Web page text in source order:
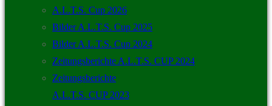
A.L.T.S. Cup 2026
Bilder A.L.T.S. Cup 2025
Bilder A.L.T.S. Cup 2024
Zeitungsberichte A.L.T.S. CUP 2024
Zeitungsberichte
A.L.T.S. CUP 2023